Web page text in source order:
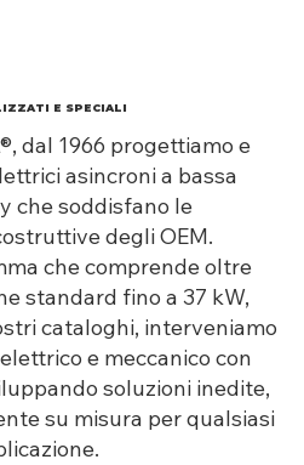
E SPECIALI
dal 1966 progettiamo e
asincroni a bassa
che soddisfano le
degli OEM.
che comprende oltre
standard fino a 37 kW,
cataloghi, interveniamo
e meccanico con
soluzioni inedite,
su misura per qualsiasi